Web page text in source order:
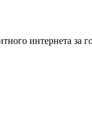
интернета за